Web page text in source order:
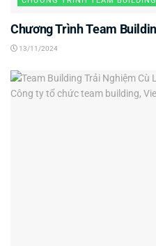
Chương Trình Team
13/11/2024